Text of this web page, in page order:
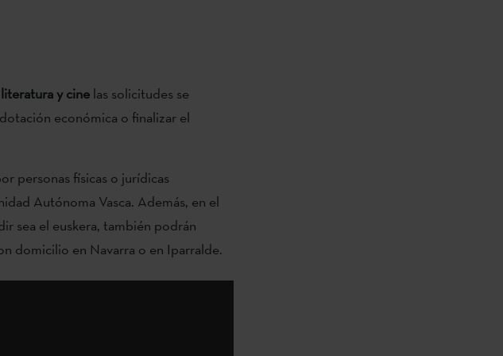
literatura y cinelas solicitudes se
económica o finalizar el
personas físicas o jurídicas
Autónoma Vasca. Además, en el
sea el euskera, también podrán
domicilio en Navarra o en Iparralde.